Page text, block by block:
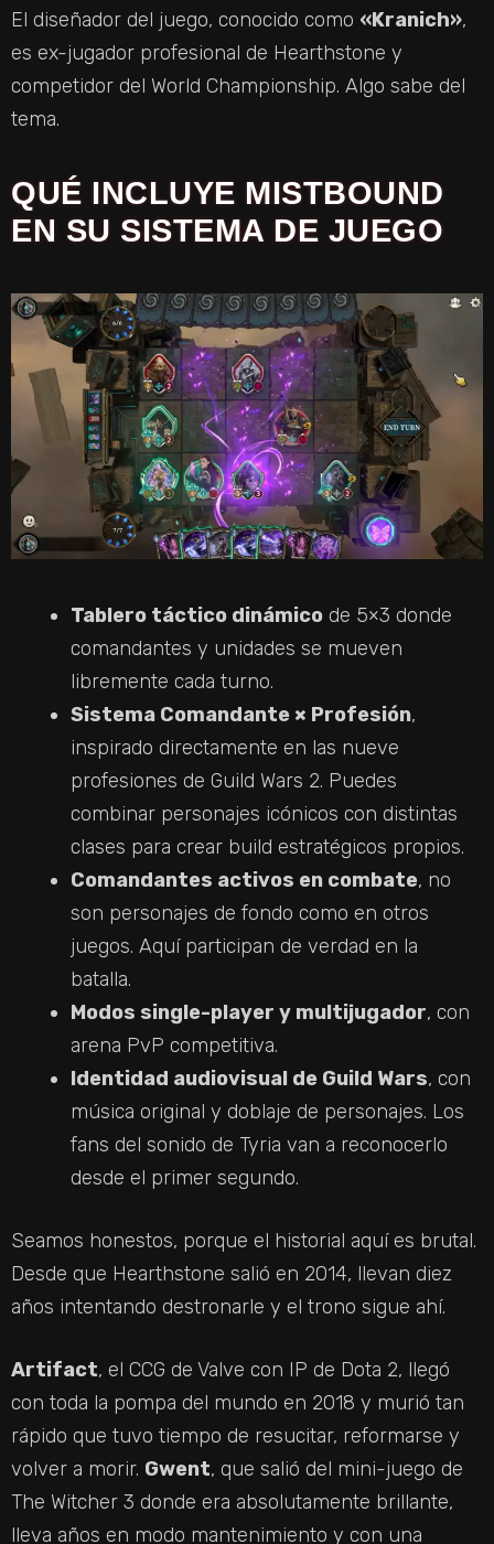
El diseñador del juego, conocido como «Kranich»,
es ex-jugador profesional de Hearthstone y
competidor del World Championship. Algo sabe del
tema.
QUÉ INCLUYE MISTBOUND
EN SU SISTEMA DE JUEGO
Tablero táctico dinámico de 5×3 donde
comandantes y unidades se mueven
libremente cada turno.
Sistema Comandante × Profesión,
inspirado directamente en las nueve
profesiones de Guild Wars 2. Puedes
combinar personajes icónicos con distintas
clases para crear build estratégicos propios.
Comandantes activos en combate, no
son personajes de fondo como en otros
juegos. Aquí participan de verdad en la
batalla.
Modos single-player y multijugador, con
arena PvP competitiva.
Identidad audiovisual de Guild Wars, con
música original y doblaje de personajes. Los
fans del sonido de Tyria van a reconocerlo
desde el primer segundo.
Seamos honestos, porque el historial aquí es brutal.
Desde que Hearthstone salió en 2014, llevan diez
años intentando destronarle y el trono sigue ahí.
Artifact, el CCG de Valve con IP de Dota 2, llegó
con toda la pompa del mundo en 2018 y murió tan
rápido que tuvo tiempo de resucitar, reformarse y
volver a morir. Gwent, que salió del mini-juego de
The Witcher 3 donde era absolutamente brillante,
lleva años en modo mantenimiento y con una